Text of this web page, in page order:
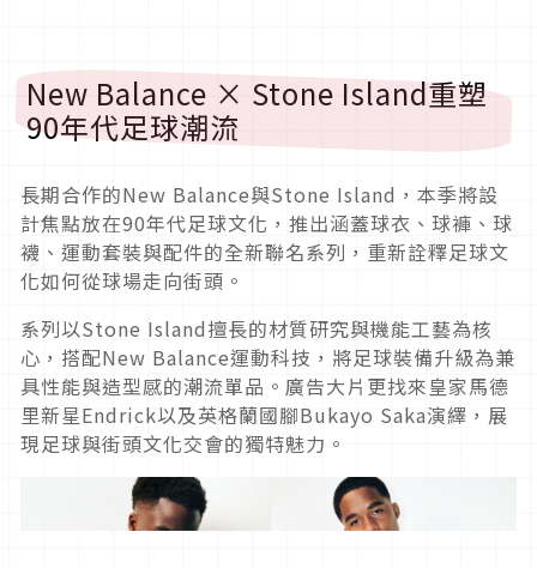
New Balance × Stone Island重塑
90年代足球潮流
長期合作的New Balance與Stone Island，本季將設
計焦點放在90年代足球文化，推出涵蓋球衣、球褲、球
襪、運動套裝與配件的全新聯名系列，重新詮釋足球文
化如何從球場走向街頭。
系列以Stone Island擅長的材質研究與機能工藝為核
心，搭配New Balance運動科技，將足球裝備升級為兼
具性能與造型感的潮流單品。廣告大片更找來皇家馬德
里新星Endrick以及英格蘭國腳Bukayo Saka演繹，展
現足球與街頭文化交會的獨特魅力。